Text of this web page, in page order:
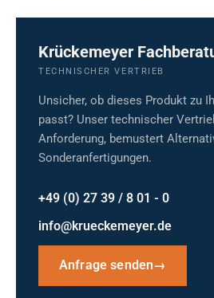
Krückemeyer
TECHNISCHER VERTRIEB
Unsicher, ob dieses Produkt zu
passt? Unser technischer
Anforderung, bemustert
Sonderanfertigungen.
+49 (0) 27 39 / 8 01 - 0
info@krueckemeyer.de
Anfrage senden→